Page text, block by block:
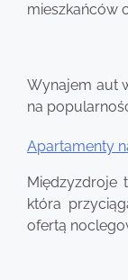
mieszkańców
Wynajem aut
na
Apartamenty
Międzyzdroje
która
ofertą